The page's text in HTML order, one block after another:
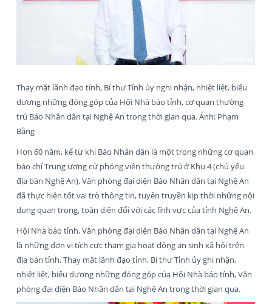
Thay mặt lãnh đạo tỉnh, Bí thư Tỉnh ủy nghi nhận, nhiệt liệt, biểu
dương những đóng góp của Hội Nhà báo tỉnh, cơ quan thường
trú Báo Nhân dân tại Nghệ An trong thời gian qua. Ảnh: Phạm
Bằng
Hơn 60 năm, kể từ khi Báo Nhân dân là một trong những cơ quan
báo chí Trung ương cử phóng viên thường trú ở Khu 4 (chủ yếu
địa bàn Nghệ An), Văn phòng đại diện Báo Nhân dân tại Nghệ An
đã thực hiện tốt vai trò thông tin, tuyên truyền kịp thời những nội
dung quan trọng, toàn diện đối với các lĩnh vực của tỉnh Nghệ An.
Hội Nhà báo tỉnh, Văn phòng đại diện Báo Nhân dân tại Nghệ An
là những đơn vị tích cực tham gia hoạt động an sinh xã hội trên
địa bàn tỉnh. Thay mặt lãnh đạo tỉnh, Bí thư Tỉnh ủy ghi nhận,
nhiệt liệt, biểu dương những đóng góp của Hội Nhà báo tỉnh, Văn
phòng đại diện Báo Nhân dân tại Nghệ An trong thời gian qua.